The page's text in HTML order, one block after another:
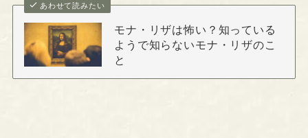
あわせて読みたい
モナ・リザは怖い？知っている
ようで知らないモナ・リザのこ
と